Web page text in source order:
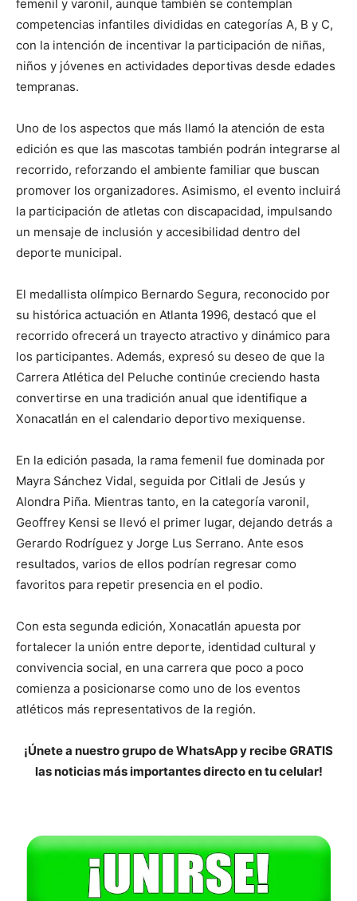
femenil y varonil, aunque también se contemplan
competencias infantiles divididas en categorías A, B y C,
con la intención de incentivar la participación de niñas,
niños y jóvenes en actividades deportivas desde edades
tempranas.
Uno de los aspectos que más llamó la atención de esta
edición es que las mascotas también podrán integrarse al
recorrido, reforzando el ambiente familiar que buscan
promover los organizadores. Asimismo, el evento incluirá
la participación de atletas con discapacidad, impulsando
un mensaje de inclusión y accesibilidad dentro del
deporte municipal.
El medallista olímpico Bernardo Segura, reconocido por
su histórica actuación en Atlanta 1996, destacó que el
recorrido ofrecerá un trayecto atractivo y dinámico para
los participantes. Además, expresó su deseo de que la
Carrera Atlética del Peluche continúe creciendo hasta
convertirse en una tradición anual que identifique a
Xonacatlán en el calendario deportivo mexiquense.
En la edición pasada, la rama femenil fue dominada por
Mayra Sánchez Vidal, seguida por Citlali de Jesús y
Alondra Piña. Mientras tanto, en la categoría varonil,
Geoffrey Kensi se llevó el primer lugar, dejando detrás a
Gerardo Rodríguez y Jorge Lus Serrano. Ante esos
resultados, varios de ellos podrían regresar como
favoritos para repetir presencia en el podio.
Con esta segunda edición, Xonacatlán apuesta por
fortalecer la unión entre deporte, identidad cultural y
convivencia social, en una carrera que poco a poco
comienza a posicionarse como uno de los eventos
atléticos más representativos de la región.
¡Únete a nuestro grupo de WhatsApp y recibe GRATIS
las noticias más importantes directo en tu celular!